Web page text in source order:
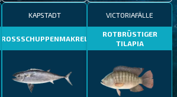
KAPSTADT
GROSSSCHUPPENMAKRELE
VICTORIAFÄLLE
ROTBRÜSTIGER
TILAPIA